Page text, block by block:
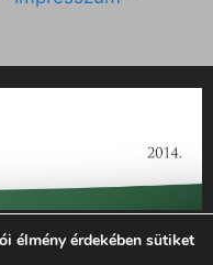
évi működésének
0121 sz. támogatási
élmény érdekében sütiket